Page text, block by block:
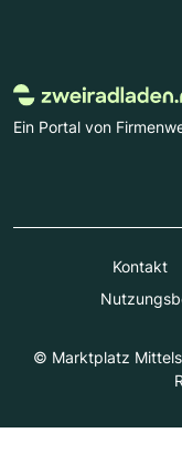
Ein Portal von
Kontakt
© Marktplatz